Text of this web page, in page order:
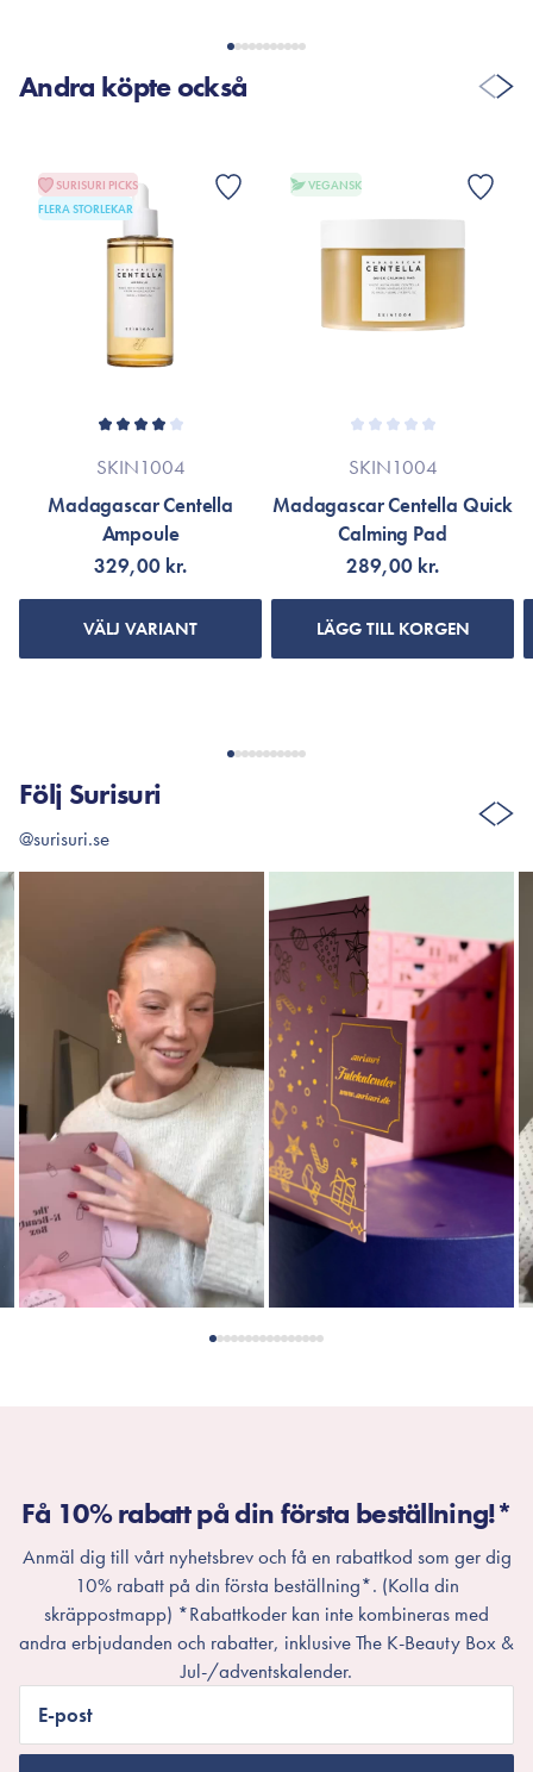
Andra köpte också
SURISURI PICKS
FLERA STORLEKAR
SKIN1004
Madagascar Centella
Ampoule
329,00 kr.
VÄLJ VARIANT
VEGANSK
SKIN1004
Madagascar Centella Quick
Calming Pad
289,00 kr.
LÄGG TILL KORGEN
Följ Surisuri
@surisuri.se
Få 10% rabatt på din första beställning!*
Anmäl dig till vårt nyhetsbrev och få en rabattkod som ger dig
10% rabatt på din första beställning*. (Kolla din
skräppostmapp) *Rabattkoder kan inte kombineras med
andra erbjudanden och rabatter, inklusive The K-Beauty Box &
Jul-/adventskalender.
E-post